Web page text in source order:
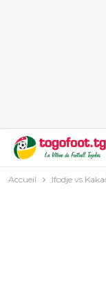
Accueil Ifodje vs